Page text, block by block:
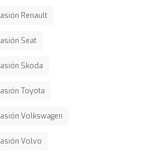
Renault
Seat
Skoda
Toyota
Volkswagen
Volvo